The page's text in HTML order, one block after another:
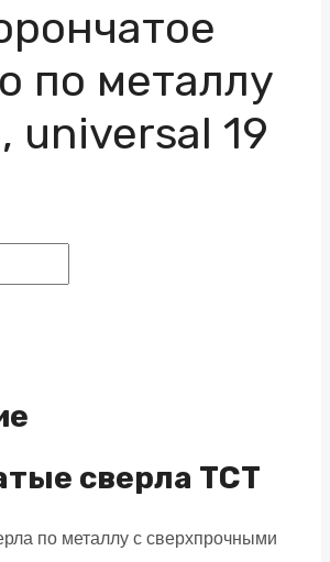
по металлу
universal 19
сверла TCT
по металлу с сверхпрочными